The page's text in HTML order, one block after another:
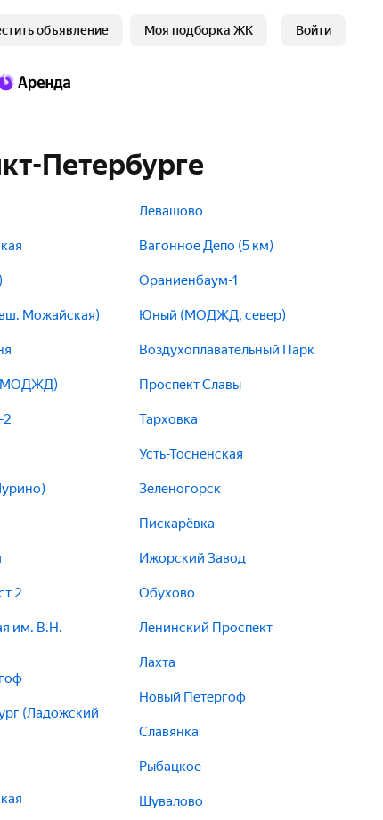
объявление Моя подборка ЖК Войти
Петербурге
Можайская)
2
2
им. В.Н.
(Ладожский
Левашово
Вагонное Депо (5 км)
Ораниенбаум-1
Юный (МОДЖД, север)
Воздухоплавательный Парк
Проспект Славы
Тарховка
Усть-Тосненская
Зеленогорск
Пискарёвка
Ижорский Завод
Обухово
Ленинский Проспект
Лахта
Новый Петергоф
Славянка
Рыбацкое
Шувалово